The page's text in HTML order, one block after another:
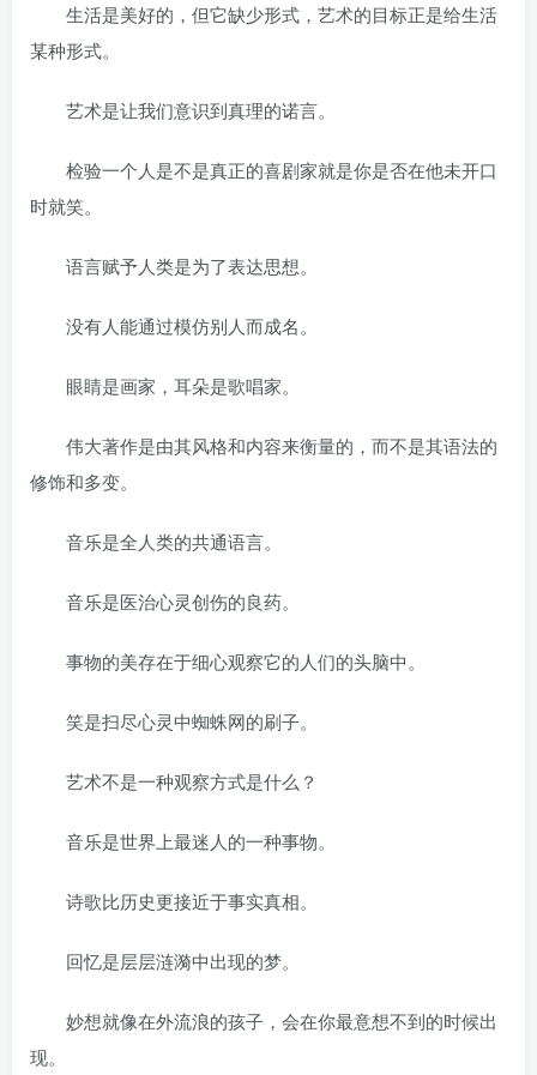
生活是美好的，但它缺少形式，艺术的目标正是给生活
某种形式。
艺术是让我们意识到真理的诺言。
检验一个人是不是真正的喜剧家就是你是否在他未开口
时就笑。
语言赋予人类是为了表达思想。
没有人能通过模仿别人而成名。
眼睛是画家，耳朵是歌唱家。
伟大著作是由其风格和内容来衡量的，而不是其语法的
修饰和多变。
音乐是全人类的共通语言。
音乐是医治心灵创伤的良药。
事物的美存在于细心观察它的人们的头脑中。
笑是扫尽心灵中蜘蛛网的刷子。
艺术不是一种观察方式是什么？
音乐是世界上最迷人的一种事物。
诗歌比历史更接近于事实真相。
回忆是层层涟漪中出现的梦。
妙想就像在外流浪的孩子，会在你最意想不到的时候出
现。